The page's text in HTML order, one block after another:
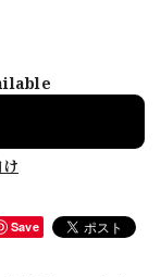
Save